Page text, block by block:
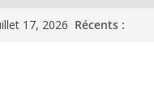
17, 2026 Récents :